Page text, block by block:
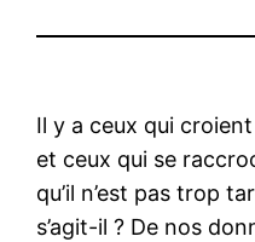
Il y a ceux qui
et ceux qui se
qu’il n’est pas trop
s’agit-il ? De nos